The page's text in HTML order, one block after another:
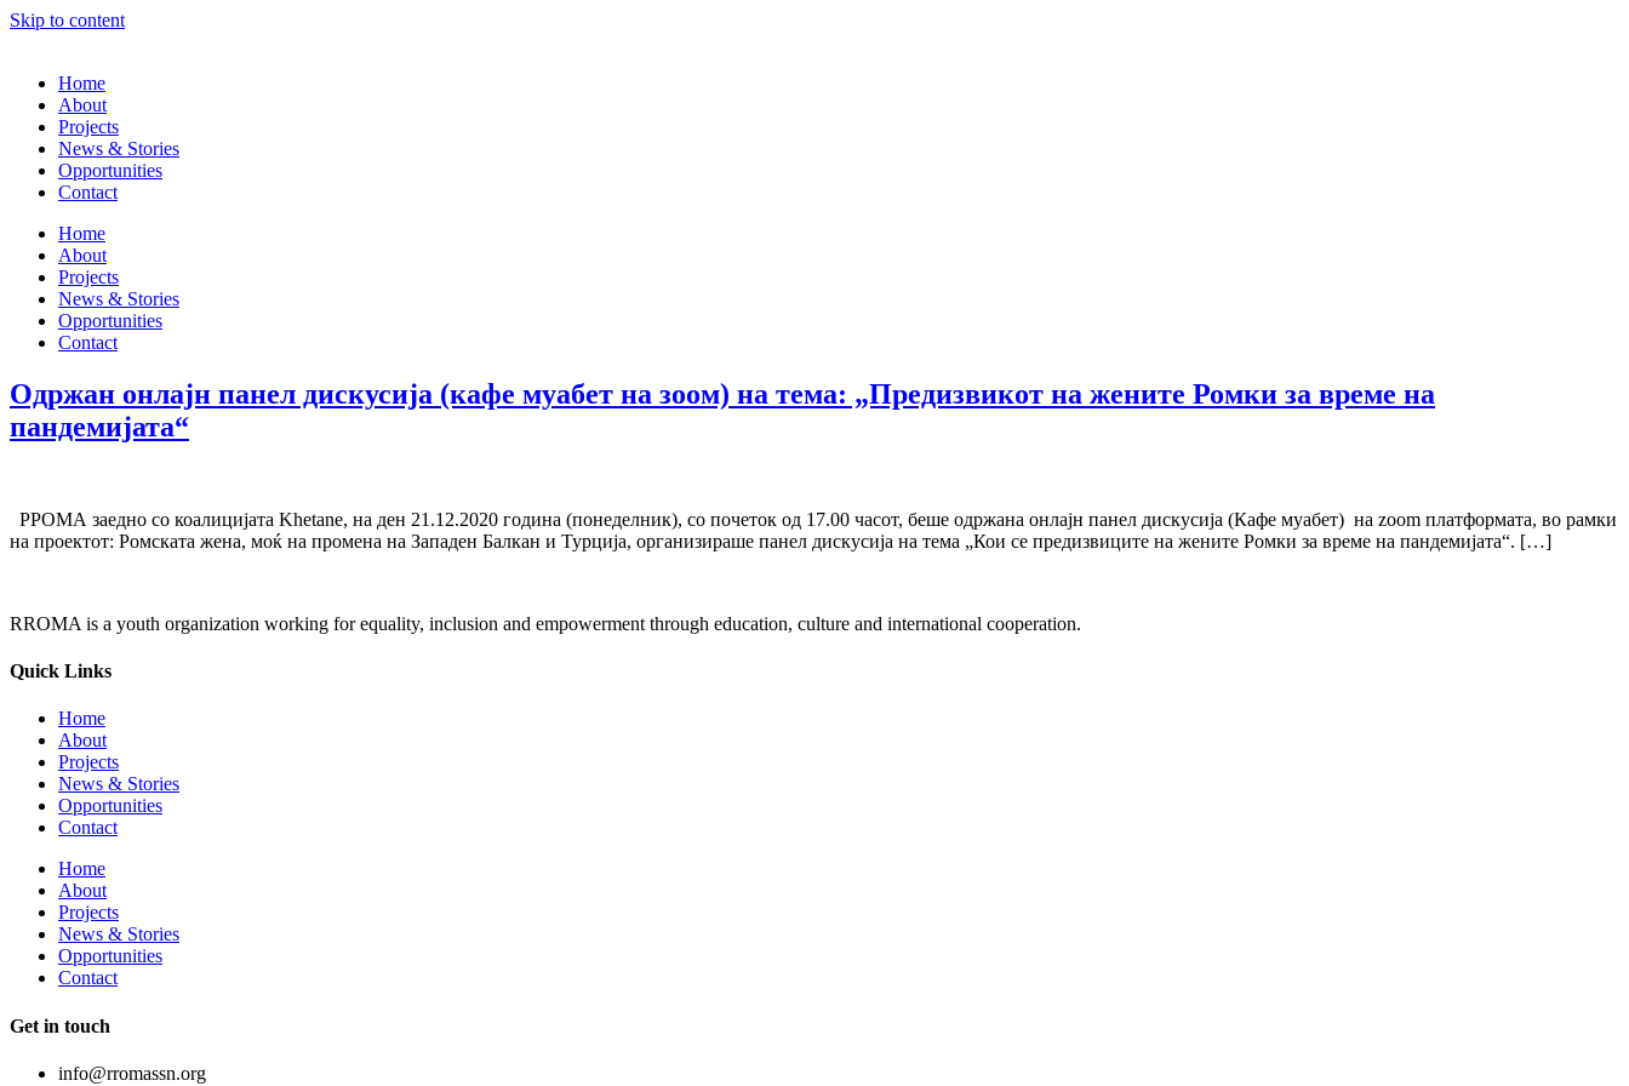
Skip to content
Home
About
Projects
News & Stories
Opportunities
Contact
Home
About
Projects
News & Stories
Opportunities
Contact
Одржан онлајн панел дискусија (кафе муабет на зоом) на тема: „Предизвикот на жените Ромки за време на
пандемијата“
РРОМА заедно со коалицијата Khetane, на ден 21.12.2020 година (понеделник), со почеток од 17.00 часот, беше одржана онлајн панел дискусија (Кафе муабет) на zoom платформата, во рамки
на проектот: Ромската жена, моќ на промена на Западен Балкан и Турција, организираше панел дискусија на тема „Кои се предизвиците на жените Ромки за време на пандемијата“. […]
RROMA is a youth organization working for equality, inclusion and empowerment through education, culture and international cooperation.
Quick Links
Home
About
Projects
News & Stories
Opportunities
Contact
Home
About
Projects
News & Stories
Opportunities
Contact
Get in touch
info@rromassn.org